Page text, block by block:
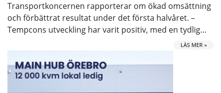
Transportkoncernen rapporterar om ökad omsättning
och förbättrat resultat under det första halvåret. –
Tempcons utveckling har varit positiv, med en tydlig…
LÄS MER »